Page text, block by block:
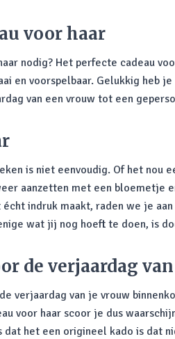
voor haar
nodig? Het perfecte cadeau
en voorspelbaar. Gelukkig heb
van een vrouw tot een
is niet eenvoudig. Of het
aanzetten met een bloemetje
indruk maakt, raden we je
wat jij nog hoeft te doen, is
de verjaardag
verjaardag van je vrouw
voor haar scoor je dus
dat het een origineel kado is dat